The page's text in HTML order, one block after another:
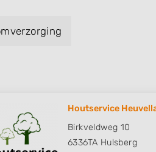
Houtservice
Birkveldweg 10
6336TA Hulsberg